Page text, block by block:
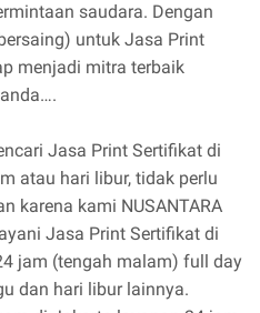
saudara. Dengan
untuk Jasa Print
menjadi mitra terbaik
Jasa Print Sertifikat di
atau hari libur, tidak perlu
karena kami NUSANTARA
Jasa Print Sertifikat di
jam (tengah malam) full day
dan hari libur lainnya.